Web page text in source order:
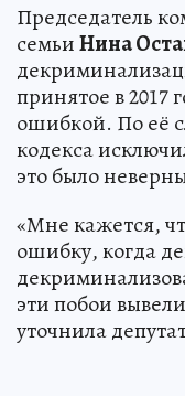
Председатель
семьиНина
принятое в 2017
ошибкой. По её
кодекса
это было
«Мне кажется,
ошибку, когда
эти побои
уточнила